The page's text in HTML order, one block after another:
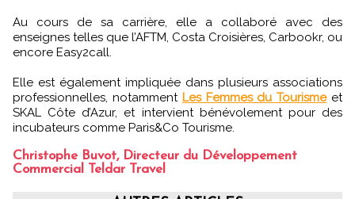
Au cours de sa carrière, elle a collaboré avec des
enseignes telles que l’AFTM, Costa Croisières, Carbookr, ou
encore Easy2call.
Elle est également impliquée dans plusieurs associations
professionnelles, notamment Les Femmes du Tourismeet
SKAL Côte d’Azur, et intervient bénévolement pour des
incubateurs comme Paris&Co Tourisme.
Christophe Buvot, Directeur du Développement
Commercial Teldar Travel